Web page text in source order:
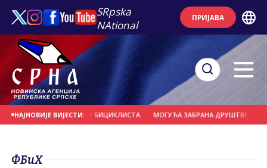
SRpska
NAtional
ПРИЈАВА
НАЈНОВИЈЕ ВИЈЕСТИ:
УДАРИО У ГРУПУ БИЦИКЛИСТА МОГУЋА ЗАБРАНА ДРУШТВЕНИХ
ФБиХ